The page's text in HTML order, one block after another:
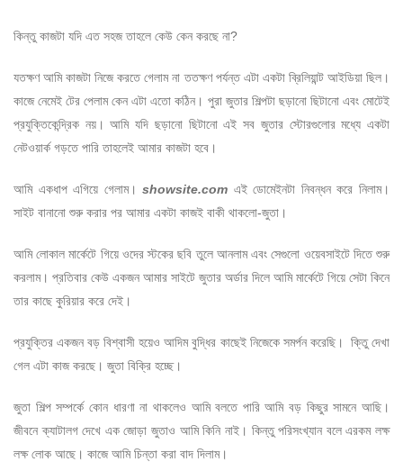
কিন্তু কাজটা যদি এত সহজ তাহলে কেউ কেন করছে না?
যতক্ষণ আমি কাজটা নিজে করতে গেলাম না ততক্ষণ পর্যন্ত এটা একটা ব্রিলিয়ান্ট আইডিয়া ছিল।
কাজে নেমেই টের পেলাম কেন এটা এতো কঠিন। পুরা জুতার শিল্পটা ছড়ানো ছিটানো এবং মোটেই
প্রযুক্তিকেন্দ্রিক নয়। আমি যদি ছড়ানো ছিটানো এই সব জুতার স্টোরগুলোর মধ্যে একটা
নেটওয়ার্ক গড়তে পারি তাহলেই আমার কাজটা হবে।
আমি একধাপ এগিয়ে গেলাম।showsite.com এই ডোমেইনটা নিবন্ধন করে নিলাম।
সাইট বানানো শুরু করার পর আমার একটা কাজই বাকী থাকলো-জুতা।
আমি লোকাল মার্কেটে গিয়ে ওদের স্টকের ছবি তুলে আনলাম এবং সেগুলো ওয়েবসাইটে দিতে শুরু
করলাম। প্রতিবার কেউ একজন আমার সাইটে জুতার অর্ডার দিলে আমি মার্কেটে গিয়ে সেটা কিনে
তার কাছে কুরিয়ার করে দেই।
প্রযুক্তির একজন বড় বিশ্বাসী হয়েও আদিম বুদ্ধির কাছেই নিজেকে সমর্পন করেছি। কি্তু দেখা
গেল এটা কাজ করছে। জুতা বিক্রি হচ্ছে।
জুতা শিল্প সম্পর্কে কোন ধারণা না থাকলেও আমি বলতে পারি আমি বড় কিছুর সামনে আছি।
জীবনে ক্যাটালগ দেখে এক জোড়া জুতাও আমি কিনি নাই। কিন্তু পরিসংখ্যান বলে এরকম লক্ষ
লক্ষ লোক আছে। কাজে আমি চিন্তা করা বাদ দিলাম।